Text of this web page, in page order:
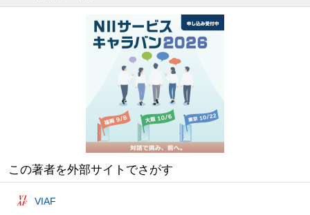
この著者を外部サイトでさがす
VIAF